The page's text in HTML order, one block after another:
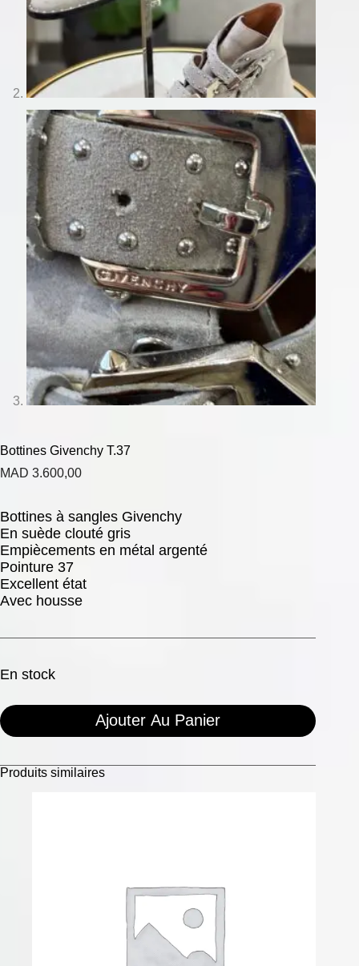
Bottines Givenchy T.37
MAD 3.600,00
Bottines à sangles Givenchy
En suède clouté gris
Empiècements en métal argenté
Pointure 37
Excellent état
Avec housse
En stock
Ajouter Au Panier
Produits similaires